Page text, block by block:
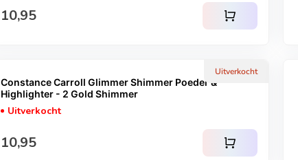
Normale prijs
10,95 shopping_cart
Uitverkocht
Constance Carroll Glimmer Shimmer Poeder &
Highlighter - 2 Gold Shimmer
Uitverkocht
Normale prijs
10,95 shopping_cart